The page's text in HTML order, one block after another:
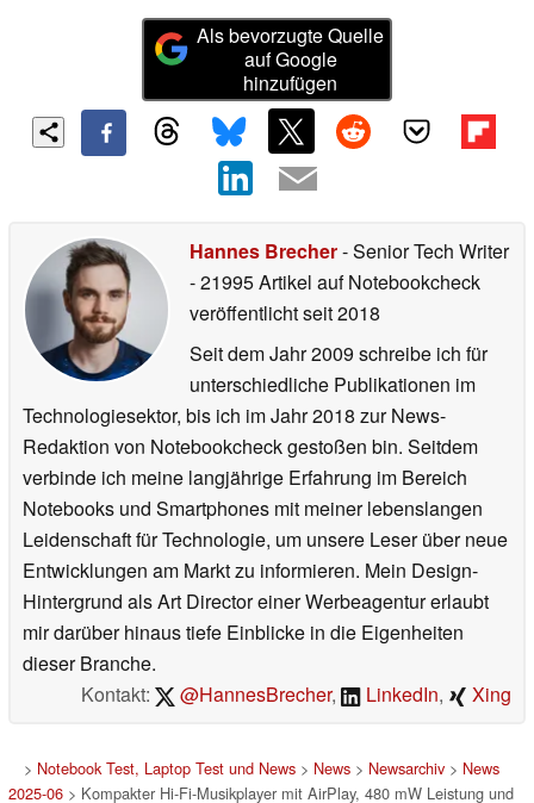
Als bevorzugte Quelle
auf Google
hinzufügen
Hannes Brecher- Senior Tech Writer
- 21995 Artikel auf Notebookcheck
veröffentlichtseit 2018
Seit dem Jahr 2009 schreibe ich für
unterschiedliche Publikationen im
Technologiesektor, bis ich im Jahr 2018 zur News-
Redaktion von Notebookcheck gestoßen bin. Seitdem
verbinde ich meine langjährige Erfahrung im Bereich
Notebooks und Smartphones mit meiner lebenslangen
Leidenschaft für Technologie, um unsere Leser über neue
Entwicklungen am Markt zu informieren. Mein Design-
Hintergrund als Art Director einer Werbeagentur erlaubt
mir darüber hinaus tiefe Einblicke in die Eigenheiten
dieser Branche.
Kontakt:
@HannesBrecher, LinkedIn, Xing
> Notebook Test, Laptop Test und News> News> Newsarchiv> News
2025-06 > Kompakter Hi-Fi-Musikplayer mit AirPlay, 480 mW Leistung und